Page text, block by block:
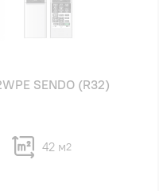
SENDO (R32)
42 м2